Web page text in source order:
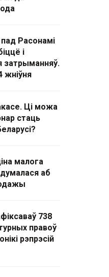
пад Расонамі
і
затрыманняў.
жніўня
Ці можа
стаць
малога
аб
738
правоў
рэпрэсій